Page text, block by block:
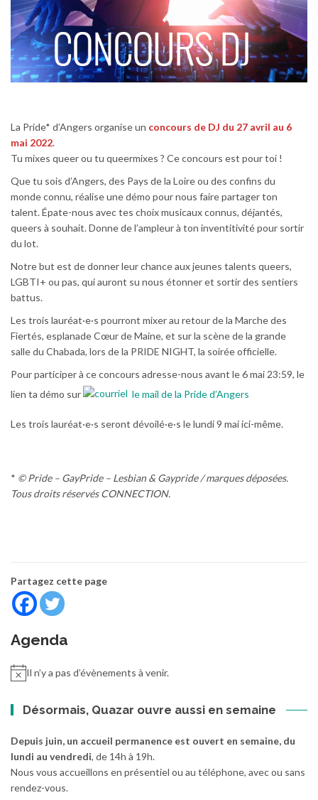
La Pride* d’Angers organise un concours de DJ du 27 avril au 6
mai 2022.
Tu mixes queer ou tu queermixes ? Ce concours est pour toi !
Que tu sois d’Angers, des Pays de la Loire ou des confins du
monde connu, réalise une démo pour nous faire partager ton
talent. Épate-nous avec tes choix musicaux connus, déjantés,
queers à souhait. Donne de l’ampleur à ton inventitivité pour sortir
du lot.
Notre but est de donner leur chance aux jeunes talents queers,
LGBTI+ ou pas, qui auront su nous étonner et sortir des sentiers
battus.
Les trois lauréat·e·s pourront mixer au retour de la Marche des
Fiertés, esplanade Cœur de Maine, et sur la scène de la grande
salle du Chabada, lors de la PRIDE NIGHT, la soirée officielle.
Pour participer à ce concours adresse-nous avant le 6 mai 23:59, le
lien ta démo sur
le mail de la Pride d’Angers
Les trois lauréat·e·s seront dévoilé·e·s le lundi 9 mai ici-même.
* © Pride – GayPride – Lesbian & Gaypride / marques déposées.
Tous droits réservés CONNECTION.
Partagez cette page
Agenda
Il n’y a pas d’évènements à venir.
Désormais, Quazar ouvre aussi en semaine
Depuis juin, un accueil permanence est ouvert en semaine, du
lundi au vendredi, de 14h à 19h.
Nous vous accueillons en présentiel ou au téléphone, avec ou sans
rendez-vous.